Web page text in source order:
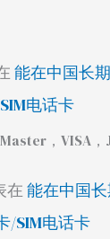
能在中国长
电话卡
，VISA
在能在中国
/SIM电话卡